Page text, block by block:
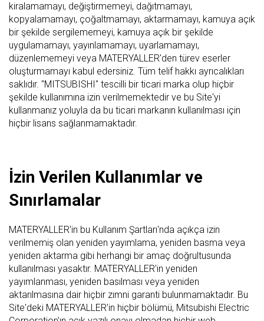
kiralamamayı, değiştirmemeyi, dağıtmamayı,
kopyalamamayı, çoğaltmamayı, aktarmamayı, kamuya açık
bir şekilde sergilememeyi, kamuya açık bir şekilde
uygulamamayı, yayınlamamayı, uyarlamamayı,
düzenlememeyi veya MATERYALLER'den türev eserler
oluşturmamayı kabul edersiniz. Tüm telif hakkı ayrıcalıkları
saklıdır. "MITSUBISHI" tescilli bir ticari marka olup hiçbir
şekilde kullanımına izin verilmemektedir ve bu Site'yi
kullanmanız yoluyla da bu ticari markanın kullanılması için
hiçbir lisans sağlanmamaktadır.
İzin Verilen Kullanımlar ve
Sınırlamalar
MATERYALLER'in bu Kullanım Şartları'nda açıkça izin
verilmemiş olan yeniden yayımlama, yeniden basma veya
yeniden aktarma gibi herhangi bir amaç doğrultusunda
kullanılması yasaktır. MATERYALLER'in yeniden
yayımlanması, yeniden basılması veya yeniden
aktarılmasına dair hiçbir zımni garanti bulunmamaktadır. Bu
Site'deki MATERYALLER'in hiçbir bölümü, Mitsubishi Electric